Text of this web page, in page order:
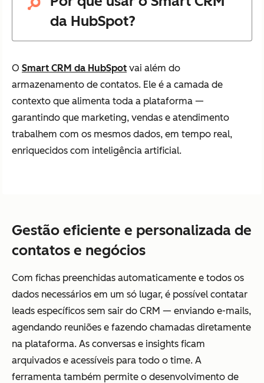
da HubSpot?
O Smart CRM da HubSpot vai além do
armazenamento de contatos. Ele é a camada de
contexto que alimenta toda a plataforma —
garantindo que marketing, vendas e atendimento
trabalhem com os mesmos dados, em tempo real,
enriquecidos com inteligência artificial.
Gestão eficiente e personalizada de
contatos e negócios
Com fichas preenchidas automaticamente e todos os
dados necessários em um só lugar, é possível contatar
leads específicos sem sair do CRM — enviando e-mails,
agendando reuniões e fazendo chamadas diretamente
na plataforma. As conversas e insights ficam
arquivados e acessíveis para todo o time. A
ferramenta também permite o desenvolvimento de